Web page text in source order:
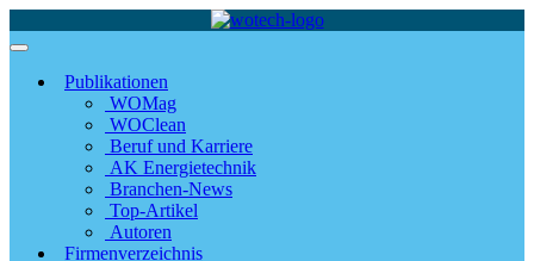
Publikationen
WOMag
WOClean
Beruf und Karriere
AK Energietechnik
Branchen-News
Top-Artikel
Autoren
Firmenverzeichnis